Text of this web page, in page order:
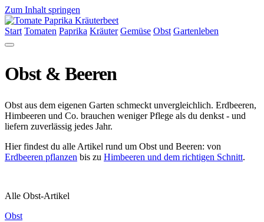
Zum Inhalt springen
Start Tomaten Paprika Kräuter Gemüse Obst Gartenleben
Obst & Beeren
Obst aus dem eigenen Garten schmeckt unvergleichlich. Erdbeeren,
Himbeeren und Co. brauchen weniger Pflege als du denkst - und
liefern zuverlässig jedes Jahr.
Hier findest du alle Artikel rund um Obst und Beeren: von
Erdbeeren pflanzen bis zu Himbeeren und dem richtigen Schnitt.
Alle Obst-Artikel
Obst